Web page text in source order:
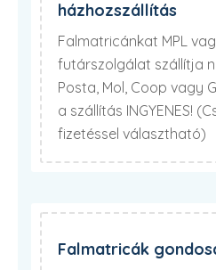
házhozszállítás
Falmatricánkat MPL
futárszolgálat szállítja
Posta, Mol, Coop vagy
a szállítás INGYENES!
fizetéssel választható)
Falmatricák